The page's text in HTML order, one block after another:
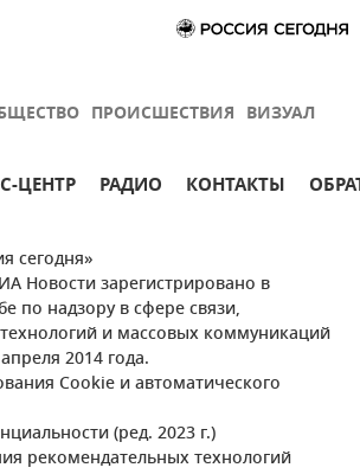
ПРОИСШЕСТВИЯ ВИЗУАЛ
ЦЕНТР РАДИО КОНТАКТЫ
сегодня»
Новости зарегистрировано в
по надзору в сфере связи,
и массовых коммуникаций
2014 года.
Cookie и автоматического
(ред. 2023 г.)
рекомендательных технологий